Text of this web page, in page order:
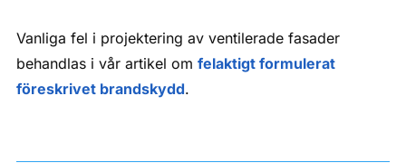
Vanliga fel i projektering av ventilerade fasader
behandlas i vår artikel om felaktigt formulerat
föreskrivet brandskydd.